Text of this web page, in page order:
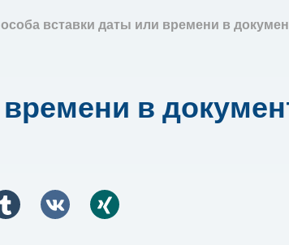
вставки даты или времени в
в